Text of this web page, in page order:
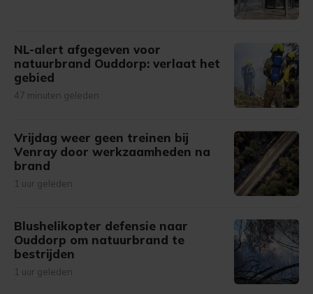
NL-alert afgegeven voor
natuurbrand Ouddorp: verlaat het
gebied
47 minuten geleden
Vrijdag weer geen treinen bij
Venray door werkzaamheden na
brand
1 uur geleden
Blushelikopter defensie naar
Ouddorp om natuurbrand te
bestrijden
1 uur geleden